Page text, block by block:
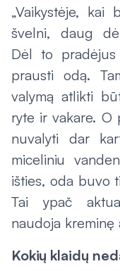
„Vaikystėje,
švelni, daug
Dėl to
prausti odą.
valymą atlikti
ryte ir vakare. O
nuvalyti dar
miceliniu
išties, oda buvo
Tai ypač
naudoja kreminę
Kokių klaidų